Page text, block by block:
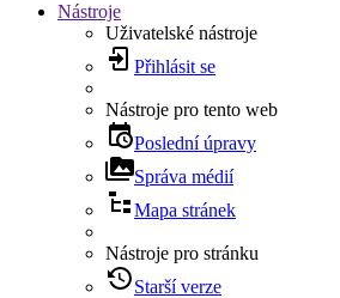
Nástroje
Uživatelské nástroje
Přihlásit se
Nástroje pro tento web
Poslední úpravy
Správa médií
Mapa stránek
Nástroje pro stránku
Starší verze